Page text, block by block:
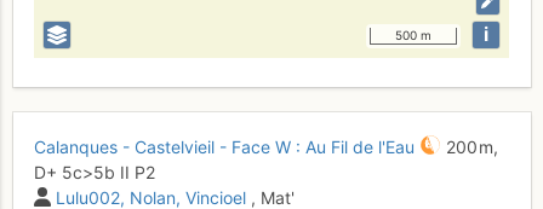
500 m i
Calanques - Castelvieil - Face W : Au Fil de l'Eau
200 m,
D+ 5c>5b II P2
Lulu002 Nolan Vincioel , Mat'